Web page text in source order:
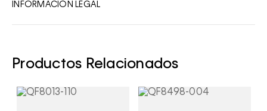
INFORMACIÓN LEGAL
Productos Relacionados